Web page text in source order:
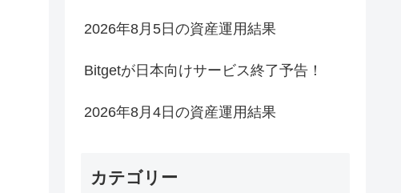
2026年8月5日の資産運用結果
Bitgetが日本向けサービス終了予告！
2026年8月4日の資産運用結果
カテゴリー